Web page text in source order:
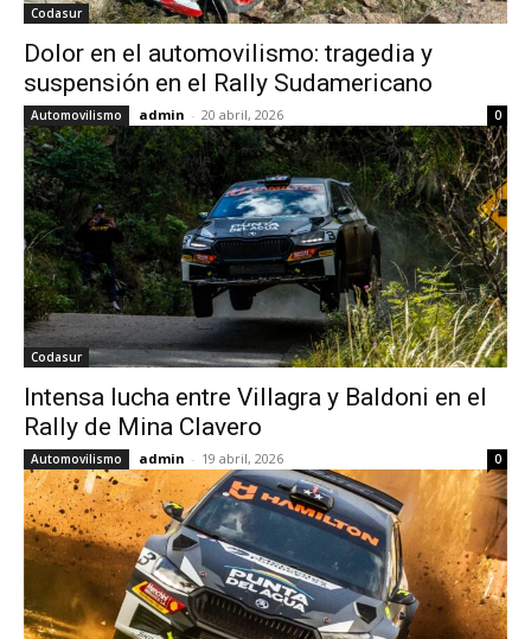
Codasur
Dolor en el automovilismo: tragedia y
suspensión en el Rally Sudamericano
Automovilismo admin - 20 abril, 2026 0
Codasur
Intensa lucha entre Villagra y Baldoni en el
Rally de Mina Clavero
Automovilismo admin - 19 abril, 2026 0